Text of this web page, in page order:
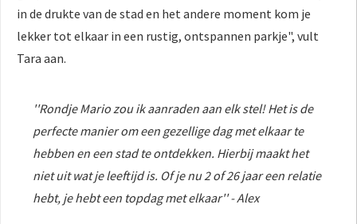
in de drukte van de stad en het andere moment kom je
lekker tot elkaar in een rustig, ontspannen parkje", vult
Tara aan.
''Rondje Mario zou ik aanraden aan elk stel! Het is de
perfecte manier om een gezellige dag met elkaar te
hebben en een stad te ontdekken. Hierbij maakt het
niet uit wat je leeftijd is. Of je nu 2 of 26 jaar een relatie
hebt, je hebt een topdag met elkaar'' - Alex